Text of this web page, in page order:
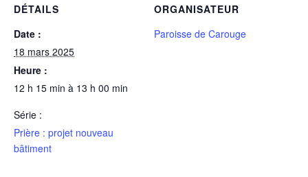
DÉTAILS
Date :
18 mars 2025
Heure :
12 h 15 min à 13 h 00 min
Série :
Prière : projet nouveau
bâtiment
ORGANISATEUR
Paroisse de Carouge